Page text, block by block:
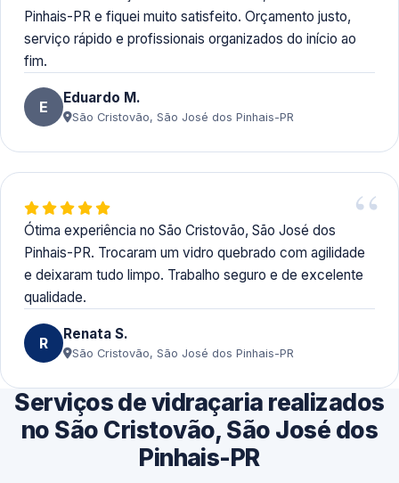
Pinhais-PR e fiquei muito satisfeito. Orçamento justo,
serviço rápido e profissionais organizados do início ao
fim.
E Eduardo M.
São Cristovão, São José dos Pinhais-PR
Ótima experiência no São Cristovão, São José dos
Pinhais-PR. Trocaram um vidro quebrado com agilidade
e deixaram tudo limpo. Trabalho seguro e de excelente
qualidade.
R Renata S.
São Cristovão, São José dos Pinhais-PR
Serviços de vidraçaria realizados
no São Cristovão, São José dos
Pinhais-PR